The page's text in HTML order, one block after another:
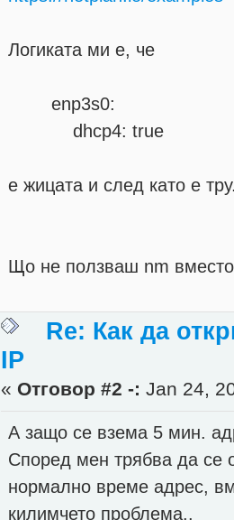
Логиката ми е, че
enp3s0:
dhcp4: true
е жицата и след като е
Що не ползваш nm
Re: Как да
IP
« Отговор #2 -: Jan 24,
А защо се взема 5 мин.
Според мен трябва да се
нормално време адрес,
килимчето проблема..